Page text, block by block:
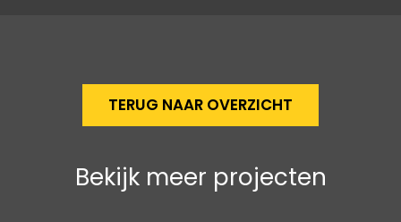
TERUG NAAR OVERZICHT
Bekijk meer projecten